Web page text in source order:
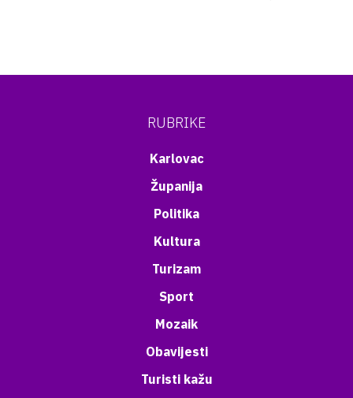
RUBRIKE
Karlovac
Županija
Politika
Kultura
Turizam
Sport
Mozaik
Obavijesti
Turisti kažu